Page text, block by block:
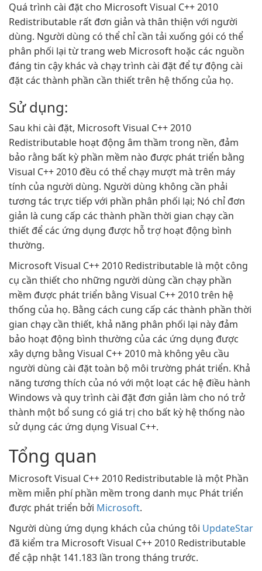
Quá trình cài đặt cho Microsoft Visual C++ 2010
Redistributable rất đơn giản và thân thiện với người
dùng. Người dùng có thể chỉ cần tải xuống gói có thể
phân phối lại từ trang web Microsoft hoặc các nguồn
đáng tin cậy khác và chạy trình cài đặt để tự động cài
đặt các thành phần cần thiết trên hệ thống của họ.
Sử dụng:
Sau khi cài đặt, Microsoft Visual C++ 2010
Redistributable hoạt động âm thầm trong nền, đảm
bảo rằng bất kỳ phần mềm nào được phát triển bằng
Visual C++ 2010 đều có thể chạy mượt mà trên máy
tính của người dùng. Người dùng không cần phải
tương tác trực tiếp với phần phân phối lại; Nó chỉ đơn
giản là cung cấp các thành phần thời gian chạy cần
thiết để các ứng dụng được hỗ trợ hoạt động bình
thường.
Microsoft Visual C++ 2010 Redistributable là một công
cụ cần thiết cho những người dùng cần chạy phần
mềm được phát triển bằng Visual C++ 2010 trên hệ
thống của họ. Bằng cách cung cấp các thành phần thời
gian chạy cần thiết, khả năng phân phối lại này đảm
bảo hoạt động bình thường của các ứng dụng được
xây dựng bằng Visual C++ 2010 mà không yêu cầu
người dùng cài đặt toàn bộ môi trường phát triển. Khả
năng tương thích của nó với một loạt các hệ điều hành
Windows và quy trình cài đặt đơn giản làm cho nó trở
thành một bổ sung có giá trị cho bất kỳ hệ thống nào
sử dụng các ứng dụng Visual C++.
Tổng quan
Microsoft Visual C++ 2010 Redistributable là một Phần
mềm miễn phí phần mềm trong danh mục Phát triển
được phát triển bởi Microsoft.
Người dùng ứng dụng khách của chúng tôi UpdateStar
đã kiểm tra Microsoft Visual C++ 2010 Redistributable
để cập nhật 141.183 lần trong tháng trước.